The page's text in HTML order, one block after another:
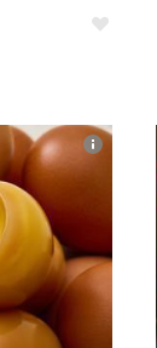
좋
상
세